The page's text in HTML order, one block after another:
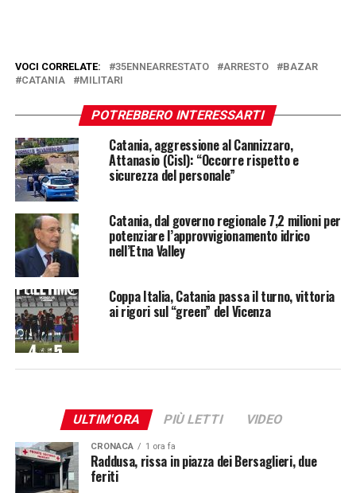
VOCI CORRELATE: 35ENNEARRESTATO ARRESTO
BAZAR
CATANIA
MILITARI
POTREBBERO INTERESSARTI
Catania, aggressione al Cannizzaro,
Attanasio (Cisl): “Occorre rispetto e
sicurezza del personale”
Catania, dal governo regionale 7,2 milioni per
potenziare l’approvvigionamento idrico
nell’Etna Valley
Coppa Italia, Catania passa il turno, vittoria
ai rigori sul “green” del Vicenza
ULTIM'ORA PIÙ LETTI VIDEO
CRONACA 1 ora fa
Raddusa, rissa in piazza dei Bersaglieri, due
feriti